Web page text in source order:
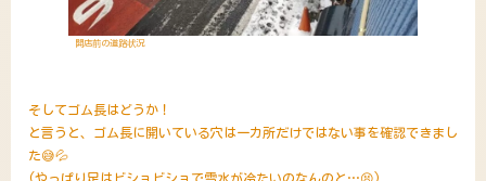
開店前の道路状況
そしてゴム長はどうか！
と言うと、ゴム長に開いている穴は一カ所だけではない事を確認できまし
た😅💦
(やっぱり足はビショビショで雪水が冷たいのなんのと…😫)